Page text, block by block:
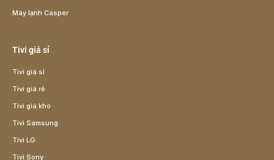
Máy lạnh Casper
Tivi giá sỉ
Tivi giá sỉ
Tivi giá rẻ
Tivi giá kho
Tivi Samsung
Tivi LG
Tivi Sony